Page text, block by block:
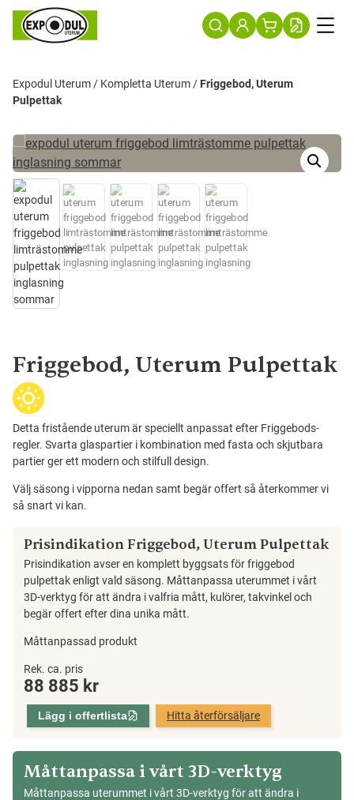
Expodul Uterum/ Kompletta Uterum/ Friggebod, Uterum
Pulpettak
Friggebod, Uterum Pulpettak
Detta fristående uterum är speciellt anpassat efter Friggebods-
regler. Svarta glaspartier i kombination med fasta och skjutbara
partier ger ett modern och stilfull design.
Välj säsong i vipporna nedan samt begär offert så återkommer vi
så snart vi kan.
Prisindikation Friggebod, Uterum Pulpettak
Prisindikation avser en komplett byggsats för friggebod
pulpettak enligt vald säsong. Måttanpassa uterummet i vårt
3D-verktyg för att ändra i valfria mått, kulörer, takvinkel och
begär offert efter dina unika mått.
Måttanpassad produkt
Friggebod,
Uterum
Pulpettak
mängd
Rek. ca. pris
88 885 kr
Lägg i offertlista Hitta återförsäljare
Måttanpassa i vårt 3D-verktyg
Måttanpassa uterummet i vårt 3D-verktyg för att ändra i